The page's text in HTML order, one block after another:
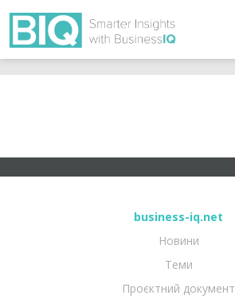
business-iq.net
Новини
Теми
Проєктний документ